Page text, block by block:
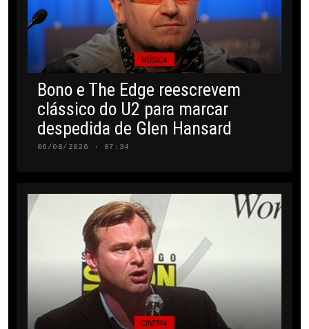
MÚSICA
Bono e The Edge reescrevem
clássico do U2 para marcar
despedida de Glen Hansard
06/08/2026 · 07:34
CINEMA